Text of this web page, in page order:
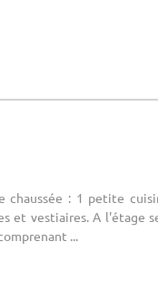
chaussée : 1 petite
et vestiaires. A l'étage
...